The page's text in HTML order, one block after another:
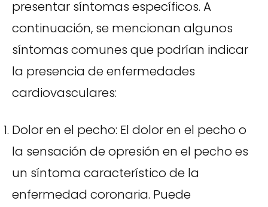
presentar síntomas específicos. A
continuación, se mencionan algunos
síntomas comunes que podrían indicar
la presencia de enfermedades
cardiovasculares:
Dolor en el pecho: El dolor en el pecho o
la sensación de opresión en el pecho es
un síntoma característico de la
enfermedad coronaria. Puede